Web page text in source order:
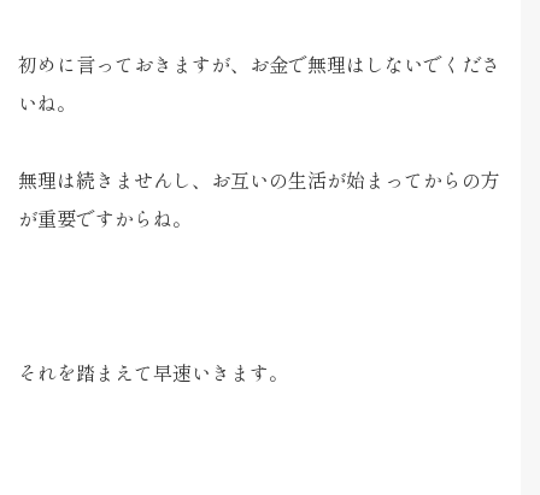
初めに言っておきますが、お金で無理はしないでくださ
いね。
無理は続きませんし、お互いの生活が始まってからの方
が重要ですからね。
それを踏まえて早速いきます。